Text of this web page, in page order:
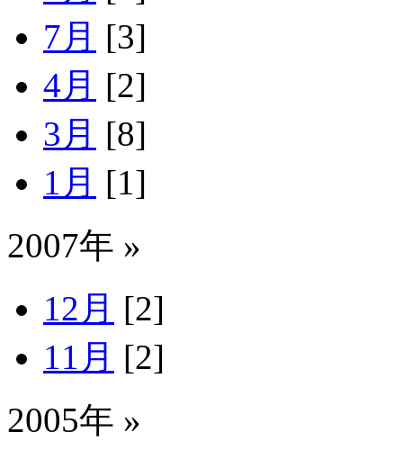
7月 [3]
4月 [2]
3月 [8]
1月 [1]
2007年 »
12月 [2]
11月 [2]
2005年 »